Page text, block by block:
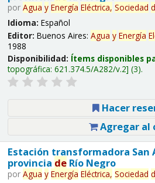
por Agua y Energía Eléctrica, Sociedad
Idioma: Español
Editor: Buenos Aires: Agua y Energía
1988
Disponibilidad: Ítems disponibles
topográfica: 621.374.5/A282/v.2 (3).
Hacer
Agregar al
Estación transformadora San
provincia deRío Negro
por Agua y Energía Eléctrica, Sociedad